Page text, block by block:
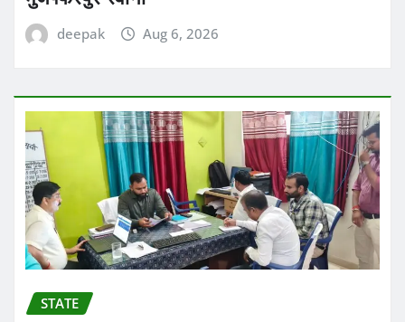
deepak Aug 6, 2026
STATE